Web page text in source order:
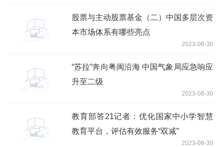
股票与主动股票基金（二）中国多层次资
本市场体系有哪些亮点
2023-08-30
“苏拉”奔向粤闽沿海 中国气象局应急响应
升至二级
2023-08-30
教育部答21记者：优化国家中小学智慧
教育平台，评估有效服务“双减”
2023-08-30